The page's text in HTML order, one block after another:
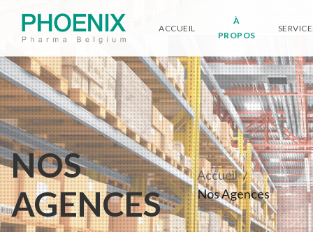
ACCUEIL
À
PROPOS
NOS
AGENCES
Accueil /
Nos Agences